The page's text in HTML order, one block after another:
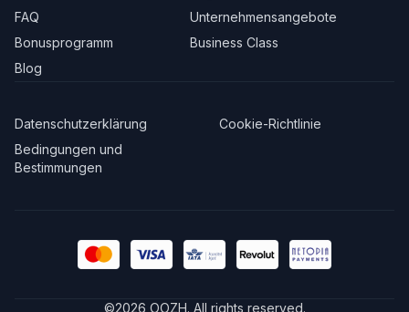
FAQ
Bonusprogramm
Blog
Unternehmensangebote
Business Class
Datenschutzerklärung
Cookie-Richtlinie
Bedingungen und
Bestimmungen
©2026 OOZH. All rights reserved.